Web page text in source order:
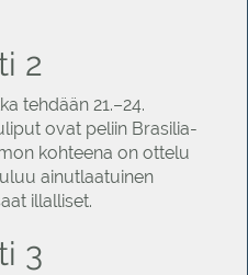
2
tehdään 21.–24.
ovat peliin Brasilia-
kohteena on ottelu
ainutlaatuinen
illalliset.
3